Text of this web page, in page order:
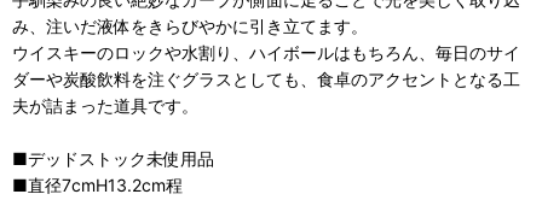
み、注いだ液体をきらびやかに引き立てます。
ウイスキーのロックや水割り、ハイボールはもちろん、毎日のサイ
ダーや炭酸飲料を注ぐグラスとしても、食卓のアクセントとなる工
夫が詰まった道具です。
■デッドストック未使用品
■直径7cmH13.2cm程